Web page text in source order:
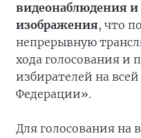
видеонаблюдения
изображения, что
непрерывную
хода голосования и
избирателей на
Федерации».
Для голосования на